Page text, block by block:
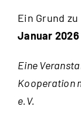
Ein Grund
Januar 2026
Eine
Kooperation
e.V.